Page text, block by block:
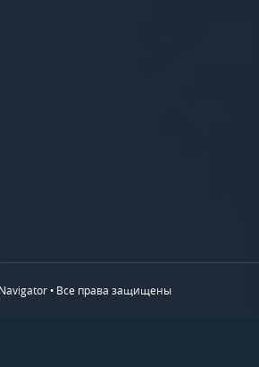
• Все права защищены